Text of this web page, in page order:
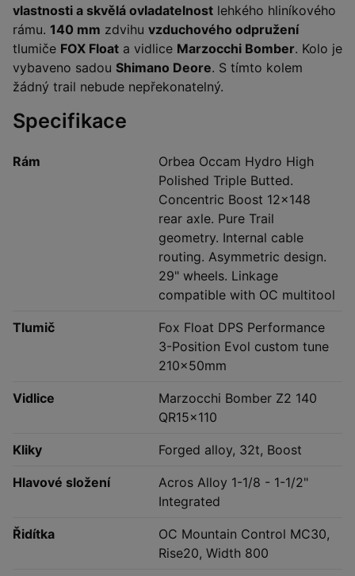
vlastnosti a skvělá ovladatelnost lehkého hliníkového
rámu. 140 mm zdvihu vzduchového odpružení
tlumiče FOX Float a vidlice Marzocchi Bomber. Kolo je
vybaveno sadou Shimano Deore. S tímto kolem
žádný trail nebude nepřekonatelný.
Specifikace
Rám
Orbea Occam Hydro High
Polished Triple Butted.
Concentric Boost 12x148
rear axle. Pure Trail
geometry. Internal cable
routing. Asymmetric design.
29" wheels. Linkage
compatible with OC multitool
Tlumič
Fox Float DPS Performance
3-Position Evol custom tune
210x50mm
Vidlice
Marzocchi Bomber Z2 140
QR15x110
Kliky Forged alloy, 32t, Boost
Hlavové složení
Acros Alloy 1-1/8 - 1-1/2"
Integrated
Řidítka
OC Mountain Control MC30,
Rise20, Width 800